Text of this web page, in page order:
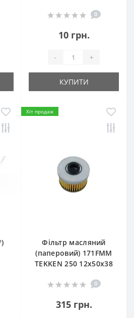
0
10 грн.
- +
КУПИТИ
Хіт продаж
Фільтр масляний
(паперовий) 171FMM
TEKKEN 250 12х50х38
0
315 грн.